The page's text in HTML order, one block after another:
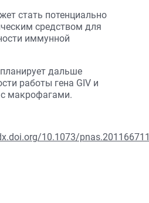
стать потенциально
средством для
иммунной
дальше
работы гена GIV и
макрофагами.
10.1073/